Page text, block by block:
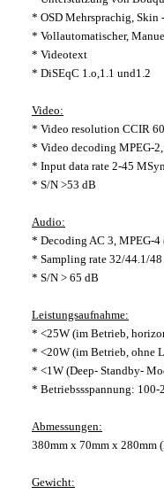
* OSD Mehrsprachig, Skin
* Vollautomatischer,
* Videotext
* DiSEqC 1.o,1.1 und1.2
Video:
* Video resolution CCIR
* Video decoding MPEG-
* Input data rate 2-45
* S/N >53 dB
Audio:
* Decoding AC 3, MPEG-4
* Sampling rate 32/44.1/
* S/N > 65 dB
Leistungsaufnahme:
* <25W (im Betrieb,
* <20W (im Betrieb, ohne
* <1W (Deep- Standby-
* Betriebssspannung: 100-
Abmessungen:
380mm x 70mm x 280mm
Gewicht: